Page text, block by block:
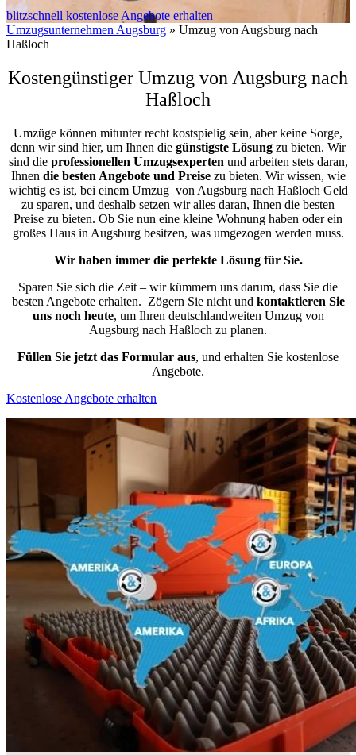
blitzschnell kostenlose Angebote erhalten
Umzugsunternehmen Augsburg » Umzug von Augsburg nach
Haßloch
Kostengünstiger Umzug von Augsburg nach
Haßloch
Umzüge können mitunter recht kostspielig sein, aber keine Sorge,
denn wir sind hier, um Ihnen die günstigste Lösung zu bieten. Wir
sind die professionellen Umzugsexperten und arbeiten stets daran,
Ihnen die besten Angebote und Preisezu bieten. Wir wissen, wie
wichtig es ist, bei einem Umzug von Augsburg nach Haßloch Geld
zu sparen, und deshalb setzen wir alles daran, Ihnen die besten
Preise zu bieten. Ob Sie nun eine kleine Wohnung haben oder ein
großes Haus in Augsburg besitzen, was umgezogen werden muss.
Wir haben immer die perfekte Lösung für Sie.
Sparen Sie sich die Zeit – wir kümmern uns darum, dass Sie die
besten Angebote erhalten. Zögern Sie nicht und kontaktieren Sie
uns noch heute, um Ihren deutschlandweiten Umzug von
Augsburg nach Haßloch zu planen.
Füllen Sie jetzt das Formular aus, und erhalten Sie kostenlose
Angebote.
Kostenlose Angebote erhalten